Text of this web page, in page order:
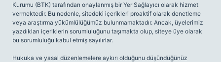
Kurumu (BTK) tarafından onaylanmış bir Yer Sağlayıcı olarak hizmet
vermektedir. Bu nedenle, sitedeki içerikleri proaktif olarak denetleme
veya araştırma yükümlülüğümüz bulunmamaktadır. Ancak, üyelerimiz
yazdıkları içeriklerin sorumluluğunu taşımakta olup, siteye üye olarak
bu sorumluluğu kabul etmiş sayılırlar.
Hukuka ve yasal düzenlemelere aykırı olduğunu düşündüğünüz